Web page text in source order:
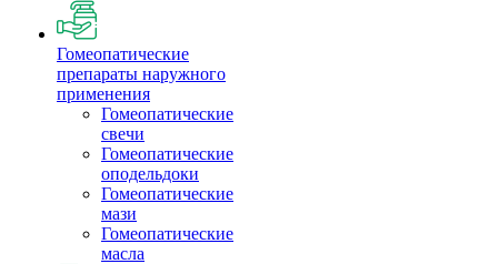
Гомеопатические
препараты наружного
применения
Гомеопатические
свечи
Гомеопатические
оподельдоки
Гомеопатические
мази
Гомеопатические
масла